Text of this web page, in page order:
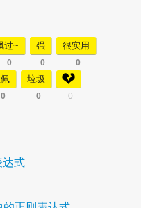
过~
0
强
0
很实用
0
0
垃圾
0 0
达式